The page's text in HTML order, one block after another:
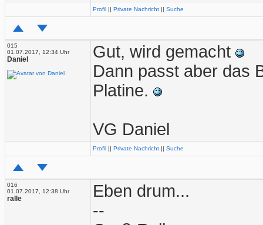
Profil || Private Nachricht || Suche
015
01.07.2017, 12:34 Uhr
Daniel
Gut, wird gemacht
Dann passt aber das
Platine.
VG Daniel
Profil || Private Nachricht || Suche
016
01.07.2017, 12:38 Uhr
ralle
Eben drum...
--